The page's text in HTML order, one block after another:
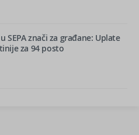
SEPA znači za građane: Uplate
za 94 posto